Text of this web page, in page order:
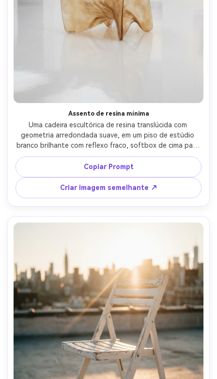
Assento de resina mínima
Uma cadeira escultórica de resina translúcida com
geometria arredondada suave, em um piso de estúdio
branco brilhante com reflexo fraco, softbox de cima para
baixo mais preenchimento lateral para mostrar a forma,
disparada em Nikon Z9, 60mm, f/7.1, vibe de galeria de
arte moderna, refração fotorealista, olhar limpo de alta
chave, iluminação cinematográfica suave-AR 4:5
Copiar Prompt
Criar imagem semelhante ↗